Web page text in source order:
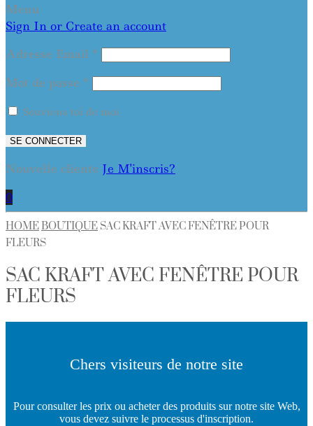
Menu
Sign In or Create an account
Adresse Email *
Mot de passe *
Souviens toi de moi
SE CONNECTER
Nouvelle cliente Je M'inscris?
0
HOME BOUTIQUE SAC KRAFT AVEC FENÊTRE POUR
FLEURS
SAC KRAFT AVEC FENÊTRE POUR
FLEURS
Chers visiteurs de notre site
Pour consulter les prix ou acheter des produits sur notre site Web,
vous devez suivre le processus d'inscription.